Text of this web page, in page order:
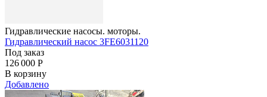
Гидравлические насосы. моторы.
Гидравлический насос 3FE6031120
Под заказ
126 000 Р
В корзину
Добавлено